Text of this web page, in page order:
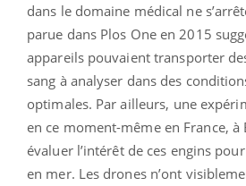
dans le domaine médical ne
parue dans Plos One en 2015
appareils pouvaient transporter
sang à analyser dans des
optimales. Par ailleurs, une
en ce moment-même en France, à
évaluer l’intérêt de ces engins
en mer. Les drones n’ont